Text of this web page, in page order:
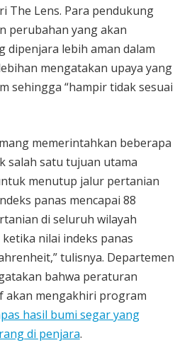
The Lens. Para pendukung
perubahan yang akan
dipenjara lebih aman dalam
mengatakan upaya yang
sehingga “hampir tidak sesuai
memerintahkan beberapa
salah satu tujuan utama
menutup jalur pertanian
panas mencapai 88
di seluruh wilayah
nilai indeks panas
tulisnya. Departemen
bahwa peraturan
akan mengakhiri program
hasil bumi segar yang
di penjara.